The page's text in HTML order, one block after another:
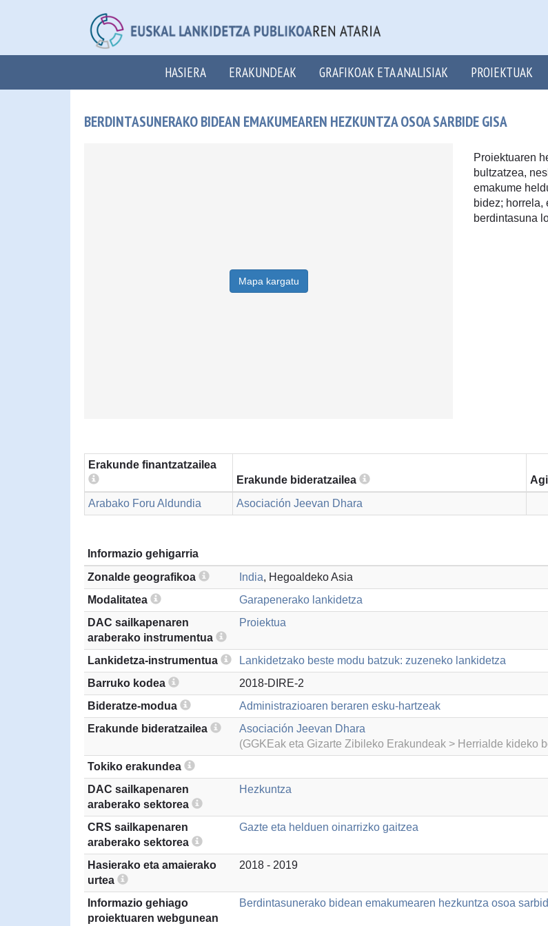
HASIERA ERAKUNDEAK GRAFIKOAK ETA ANALISIAK PROIEKTUAK
BERDINTASUNERAKO BIDEAN EMAKUMEAREN HEZKUNTZA OSOA SARBIDE GISA
Mapa kargatu
Proiektuaren
bultzatzea,
emakume
bidez; horrela,
berdintasuna
Erakunde finantzatzailea
Erakunde bideratzailea
Arabako Foru Aldundia
Asociación Jeevan Dhara
Informazio gehigarria
Zonalde geografikoa
India, Hegoaldeko Asia
Modalitatea
Garapenerako lankidetza
DAC sailkapenaren
araberako instrumentua
Proiektua
Lankidetza-instrumentua
Lankidetzako beste modu batzuk: zuzeneko lankidetza
Barruko kodea
2018-DIRE-2
Bideratze-modua
Administrazioaren beraren esku-hartzeak
Erakunde bideratzailea
Asociación Jeevan Dhara
(GGKEak eta Gizarte Zibileko Erakundeak > Herrialde kideko
Tokiko erakundea
DAC sailkapenaren
araberako sektorea
Hezkuntza
CRS sailkapenaren
araberako sektorea
Gazte eta helduen oinarrizko gaitzea
Hasierako eta amaierako
urtea
2018 - 2019
Informazio gehiago
proiektuaren webgunean
Berdintasunerako bidean emakumearen hezkuntza osoa